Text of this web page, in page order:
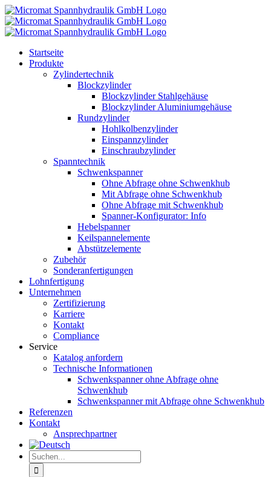
Skip
to
content
Startseite
Produkte
Zylindertechnik
Blockzylinder
Blockzylinder Stahlgehäuse
Blockzylinder Aluminiumgehäuse
Rundzylinder
Hohlkolbenzylinder
Einspannzylinder
Einschraubzylinder
Spanntechnik
Schwenkspanner
Ohne Abfrage ohne Schwenkhub
Mit Abfrage ohne Schwenkhub
Ohne Abfrage mit Schwenkhub
Spanner-Konfigurator: Info
Hebelspanner
Keilspannelemente
Abstützelemente
Zubehör
Sonderanfertigungen
Lohnfertigung
Unternehmen
Zertifizierung
Karriere
Kontakt
Compliance
Service
Katalog anfordern
Technische Informationen
Schwenkspanner ohne Abfrage ohne
Schwenkhub
Schwenkspanner mit Abfrage ohne Schwenkhub
Referenzen
Kontakt
Ansprechpartner
Suche
nach: